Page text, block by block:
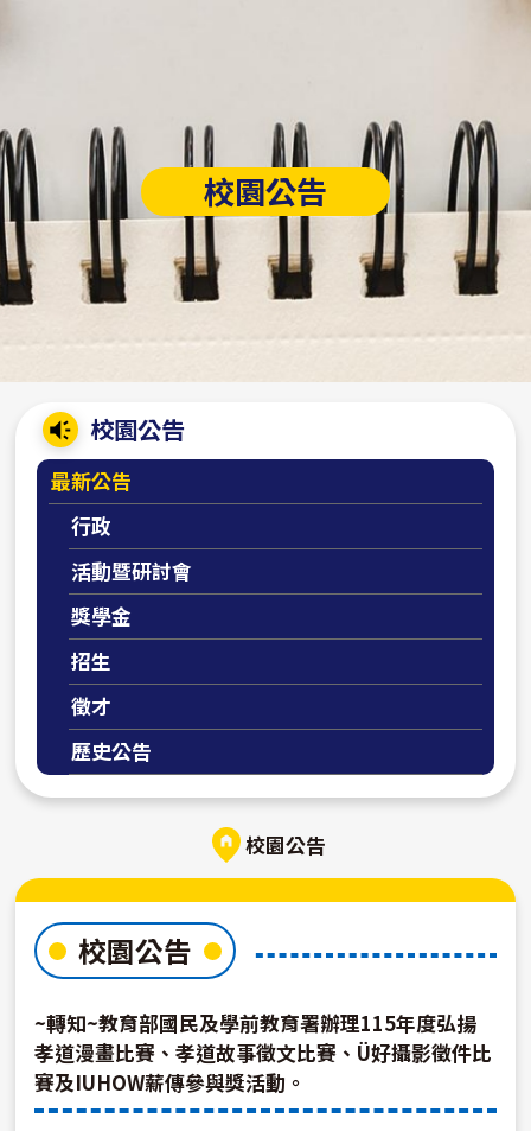
校園公告
校園公告
最新公告
行政
活動暨研討會
獎學金
招生
徵才
歷史公告
校園公告
校園公告
~轉知~教育部國民及學前教育署辦理115年度弘揚
孝道漫畫比賽、孝道故事徵文比賽、Ü好攝影徵件比
賽及IUHOW薪傳參與獎活動。